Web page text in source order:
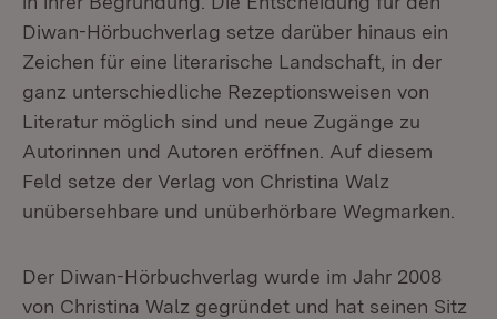
Diwan-Hörbuchverlag setze darüber hinaus ein
Zeichen für eine literarische Landschaft, in der
ganz unterschiedliche Rezeptionsweisen von
Literatur möglich sind und neue Zugänge zu
Autorinnen und Autoren eröffnen. Auf diesem
Feld setze der Verlag von Christina Walz
unübersehbare und unüberhörbare Wegmarken.
Der Diwan-Hörbuchverlag wurde im Jahr 2008
von Christina Walz gegründet und hat seinen Sitz